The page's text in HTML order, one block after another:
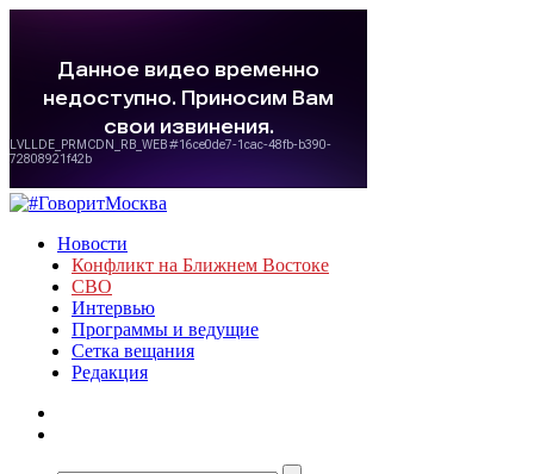
Новости
Конфликт на Ближнем Востоке
СВО
Интервью
Программы и ведущие
Сетка вещания
Редакция